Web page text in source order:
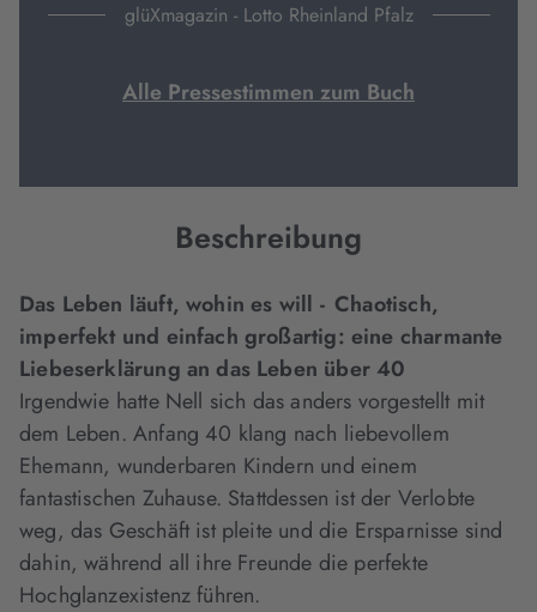
glüXmagazin - Lotto Rheinland Pfalz
Alle Pressestimmen zum Buch
Beschreibung
Das Leben läuft, wohin es will - Chaotisch,
imperfekt und einfach großartig: eine charmante
Liebeserklärung an das Leben über 40
Irgendwie hatte Nell sich das anders vorgestellt mit
dem Leben. Anfang 40 klang nach liebevollem
Ehemann, wunderbaren Kindern und einem
fantastischen Zuhause. Stattdessen ist der Verlobte
weg, das Geschäft ist pleite und die Ersparnisse sind
dahin, während all ihre Freunde die perfekte
Hochglanzexistenz führen.